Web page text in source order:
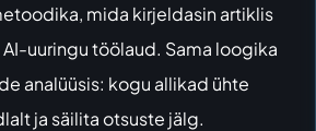
mida kirjeldasin artiklis
uuringu töölaud. Sama loogika
analüüsis: kogu allikad ühte
ja säilita otsuste jälg.